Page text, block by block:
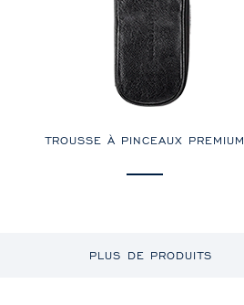
TROUSSE À PINCEAUX PREMIUM
PLUS DE PRODUITS